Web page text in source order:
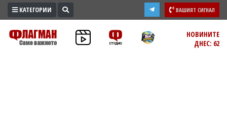
ПРОМО
ЗОНА
КАТЕГОРИИ ВАШИЯТ СИГНАЛ
НОВИНИТЕ
ДНЕС: 62